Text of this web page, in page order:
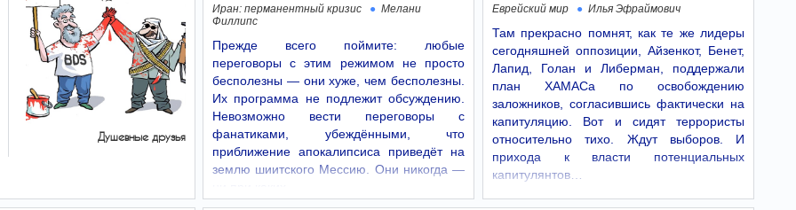
Многие настороженно
консервам, считая их менее полезными, чем
свежая или замороженная рыба. Однако
диетологи отмечают, что некоторые виды
консервированной рыбы способны стать…
10:44
Эр-Рияд под
ударом – закрыты
аэропорты, ПВО
приводятся в готовность
саудовским объектам Эр-Рияд отвечает
Душевные друзья
Иран: перманентный кризис
Мелани
Филлипс
Прежде всего поймите: любые
переговоры с этим режимом не просто
бесполезны — они хуже, чем бесполезны.
Их программа не подлежит обсуждению.
Невозможно вести переговоры с
фанатиками, убеждёнными, что
приближение апокалипсиса приведёт на
землю шиитского Мессию. Они никогда —
Еврейский мир Илья Эфраймович
Там прекрасно помнят, как те же лидеры
сегодняшней оппозиции, Айзенкот, Бенет,
Лапид, Голан и Либерман, поддержали
план ХАМАСа по освобождению
заложников, согласившись фактически на
капитуляцию. Вот и сидят террористы
относительно тихо. Ждут выборов. И
прихода к власти потенциальных
капитулянтов…